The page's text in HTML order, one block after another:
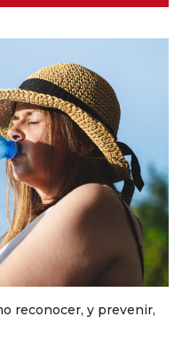
reconocer, y prevenir,